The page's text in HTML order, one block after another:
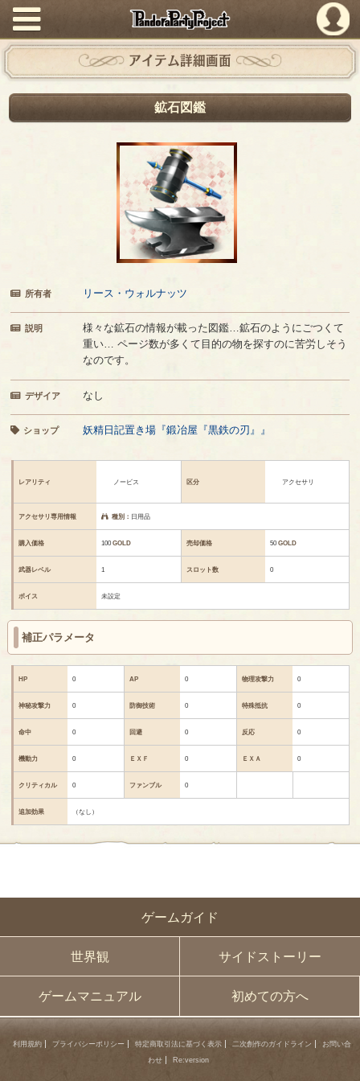
PandoraPartyProject
ゲームガイド
世界観 サイドストーリー
ゲームマニュアル 初めての方へ
アイテム詳細画面
鉱石図鑑
所有者 リース・ウォルナッツ
説明
様々な鉱石の情報が載った図鑑…鉱石のようにごつくて
重い… ページ数が多くて目的の物を探すのに苦労しそう
なのです。
デザイア なし
ショップ 妖精日記置き場『鍛冶屋『黒鉄の刃』』
レアリティ ノービス 区分 アクセサリ
アクセサリ専用情報 種別： 日用品
購入価格 100GOLD 売却価格 50GOLD
武器レベル 1 スロット数 0
ボイス 未設定
補正パラメータ
HP 0 AP 0 物理攻撃力 0
神秘攻撃力 0 防御技術 0 特殊抵抗 0
命中 0 回避 0 反応 0
機動力 0 ＥＸＦ 0 ＥＸＡ 0
クリティカル 0 ファンブル 0
追加効果 （なし）
利用規約 プライバシーポリシー 特定商取引法に基づく表示 二次創作のガイドライン
お問い合
わせ
Re:version